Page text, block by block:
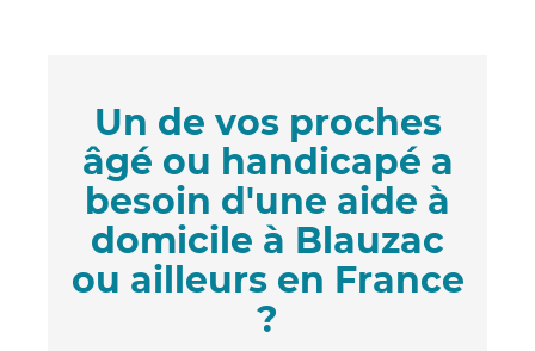
Un de vos proches
âgé ou handicapé a
besoin d'une aide à
domicile à Blauzac
ou ailleurs en France
?